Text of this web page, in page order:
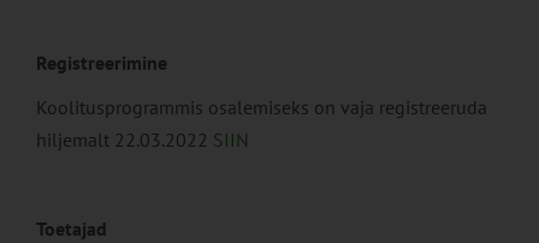
Registreerimine
Koolitusprogrammis osalemiseks on vaja registreeruda
hiljemalt 22.03.2022 SIIN
Toetajad